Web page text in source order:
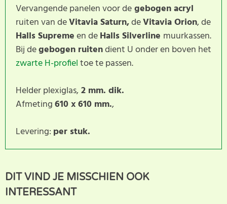
Vervangende panelen voor degebogen acryl
ruiten van deVitavia Saturn,deVitavia Orion, de
Halls Supremeen deHalls Silverline muurkassen.
Bij degebogen ruitendient U onder en boven het
zwarte H-profieltoe te passen.
Helder plexiglas,2 mm. dik.
Afmeting610 x 610 mm.,
Levering: per stuk.
SCHRIJF BEOORDELING
Dit product heeft nog geen
klantbeoordeling. U helpt
anderen met hun keuze door uw ervaring te delen.
DIT VIND JE MISSCHIEN OOK
INTERESSANT